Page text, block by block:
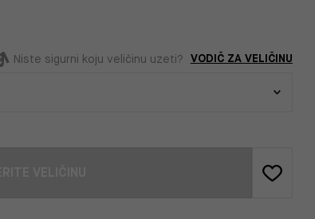
Niste sigurni koju veličinu uzeti? VODIČ ZA VELIČINU